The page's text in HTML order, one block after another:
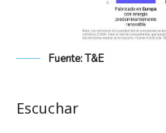
Fuente: T&E
Escuchar